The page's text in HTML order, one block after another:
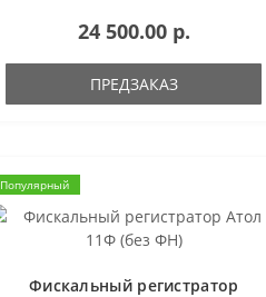
Автономная работа до 14 часов.
Ширина ленты - 57 мм. ПО: Evotor
OS, вер..
24 500.00 р.
ПРЕДЗАКАЗ
Популярный
Фискальный регистратор